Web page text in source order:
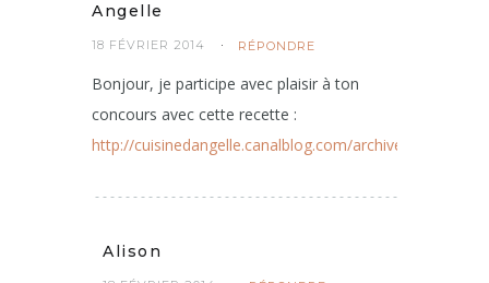
Angelle
18 FÉVRIER 2014 RÉPONDRE
Bonjour, je participe avec plaisir à ton
concours avec cette recette :
http://cuisinedangelle.canalblog.com/archives/2014/02/
Alison